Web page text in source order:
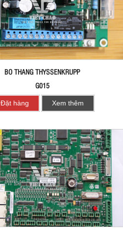
BO THANG THYSSENKRUPP
G015
Đặt hàng Xem thêm